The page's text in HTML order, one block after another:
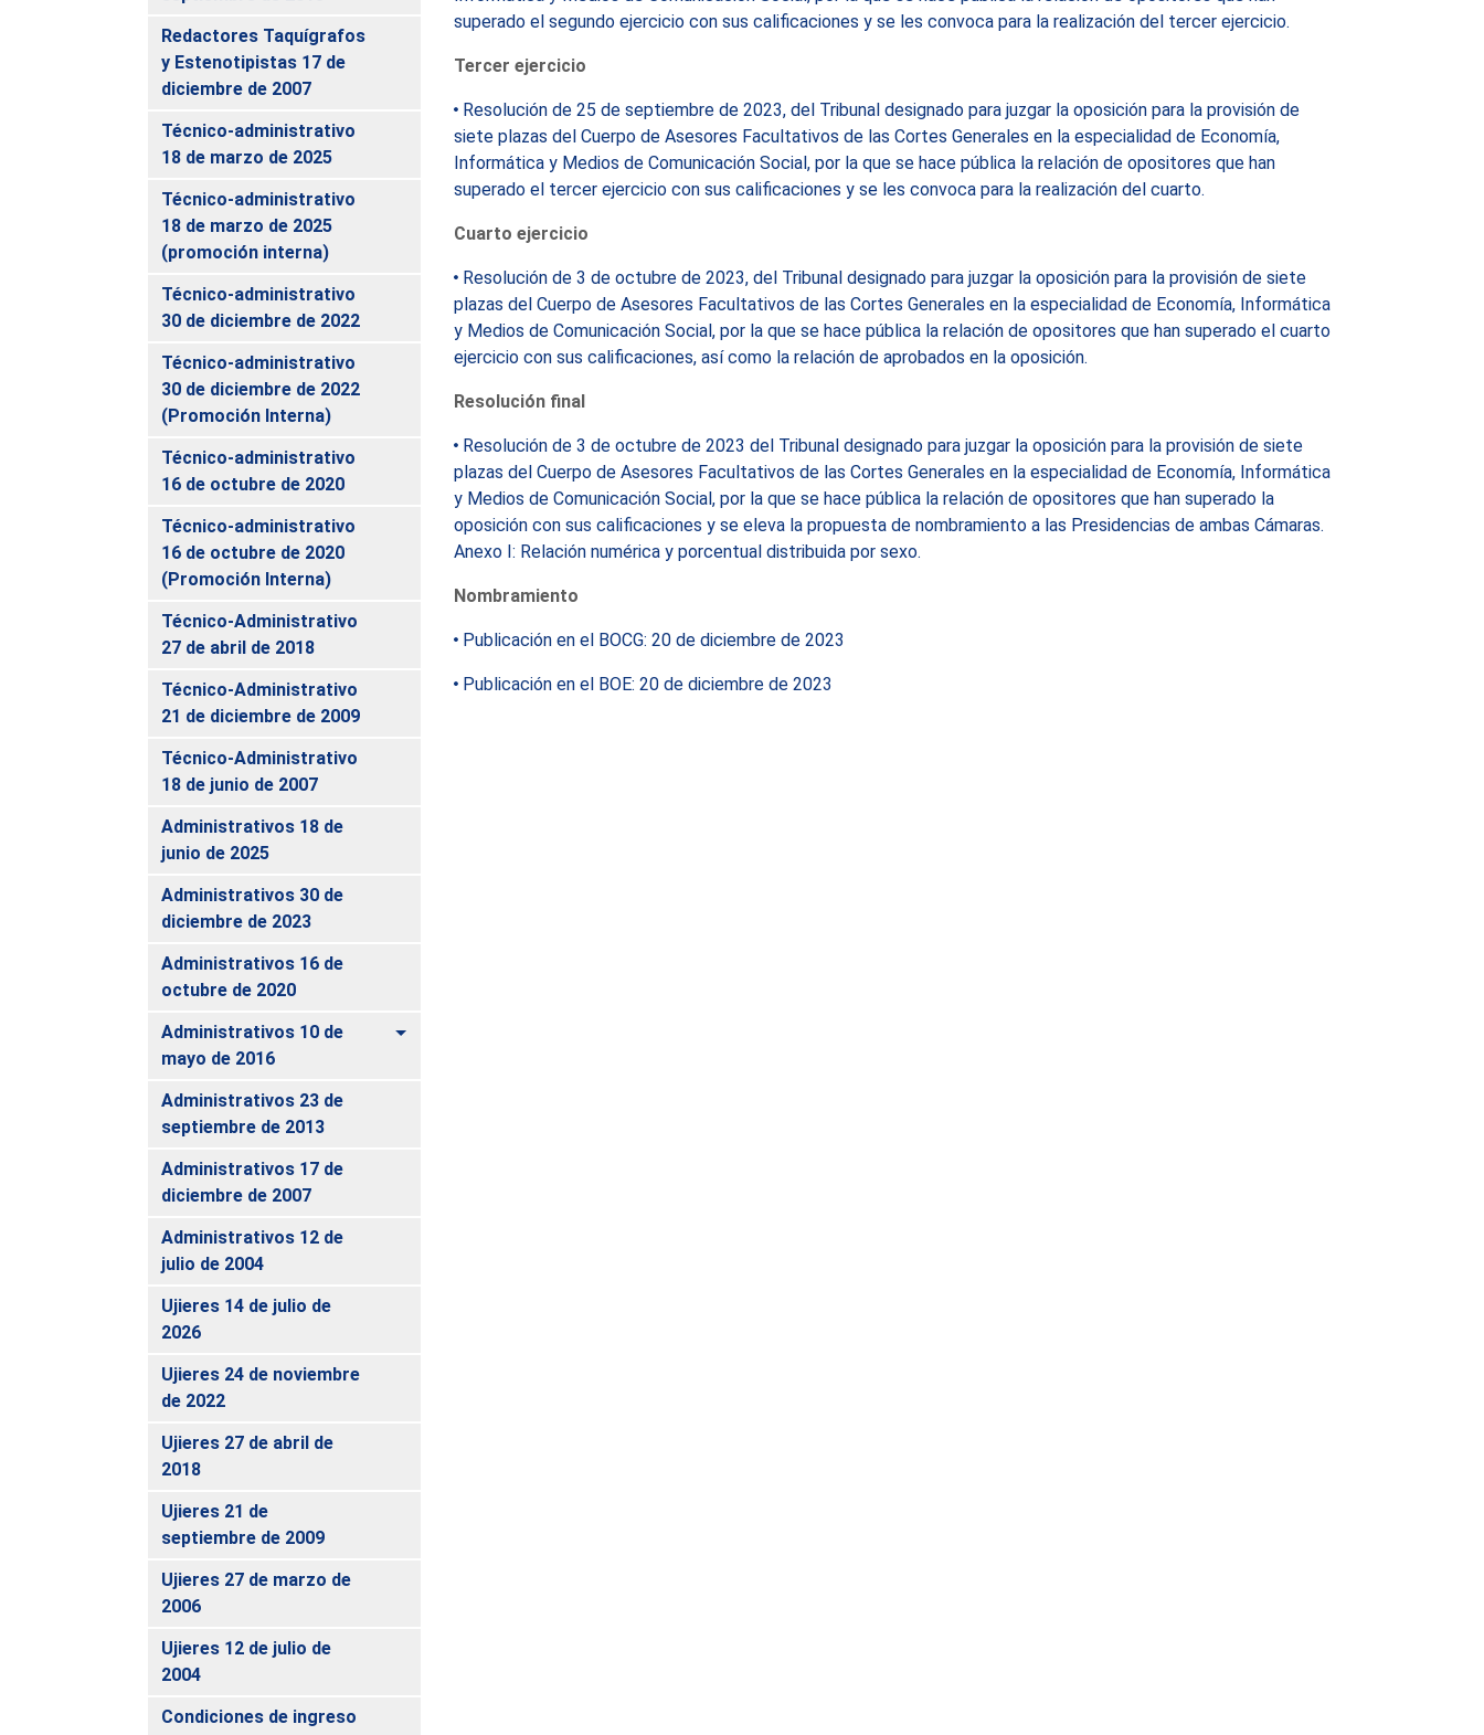
Redactores Taquígrafos
y Estenotipistas 17 de
diciembre de 2007
Técnico-administrativo
18 de marzo de 2025
Técnico-administrativo
18 de marzo de 2025
(promoción interna)
Técnico-administrativo
30 de diciembre de 2022
Técnico-administrativo
30 de diciembre de 2022
(Promoción Interna)
Técnico-administrativo
16 de octubre de 2020
Técnico-administrativo
16 de octubre de 2020
(Promoción Interna)
Técnico-Administrativo
27 de abril de 2018
Técnico-Administrativo
21 de diciembre de 2009
Técnico-Administrativo
18 de junio de 2007
Administrativos 18 de
junio de 2025
Administrativos 30 de
diciembre de 2023
Administrativos 16 de
octubre de 2020
Administrativos 10 de
mayo de 2016
Alternar
Administrativos 23 de
septiembre de 2013
Administrativos 17 de
diciembre de 2007
Administrativos 12 de
julio de 2004
Ujieres 14 de julio de
2026
Ujieres 24 de noviembre
de 2022
Ujieres 27 de abril de
2018
Ujieres 21 de
septiembre de 2009
Ujieres 27 de marzo de
2006
Ujieres 12 de julio de
2004
Condiciones de ingreso
superado el segundo ejercicio con sus calificaciones y se les convoca para la realización del tercer ejercicio.
Tercer ejercicio
Resolución de 25 de septiembre de 2023, del Tribunal designado para juzgar la oposición para la provisión de
siete plazas del Cuerpo de Asesores Facultativos de las Cortes Generales en la especialidad de Economía,
Informática y Medios de Comunicación Social, por la que se hace pública la relación de opositores que han
superado el tercer ejercicio con sus calificaciones y se les convoca para la realización del cuarto.
Cuarto ejercicio
Resolución de 3 de octubre de 2023, del Tribunal designado para juzgar la oposición para la provisión de siete
plazas del Cuerpo de Asesores Facultativos de las Cortes Generales en la especialidad de Economía, Informática
y Medios de Comunicación Social, por la que se hace pública la relación de opositores que han superado el cuarto
ejercicio con sus calificaciones, así como la relación de aprobados en la oposición.
Resolución final
Resolución de 3 de octubre de 2023 del Tribunal designado para juzgar la oposición para la provisión de siete
plazas del Cuerpo de Asesores Facultativos de las Cortes Generales en la especialidad de Economía, Informática
y Medios de Comunicación Social, por la que se hace pública la relación de opositores que han superado la
oposición con sus calificaciones y se eleva la propuesta de nombramiento a las Presidencias de ambas Cámaras.
Anexo I: Relación numérica y porcentual distribuida por sexo.
Nombramiento
Publicación en el BOCG: 20 de diciembre de 2023
Publicación en el BOE: 20 de diciembre de 2023